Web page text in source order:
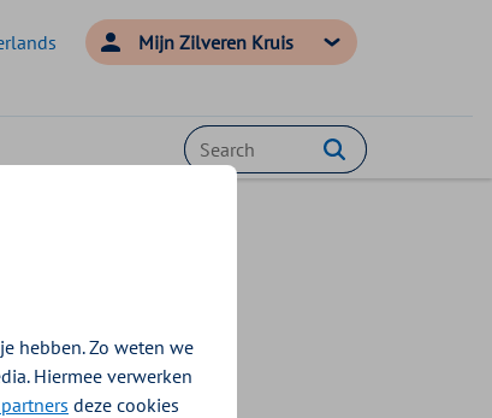
Mijn Zilveren Kruis
Zoeken
the
hebben. Zo weten we
Hiermee verwerken
deze cookies